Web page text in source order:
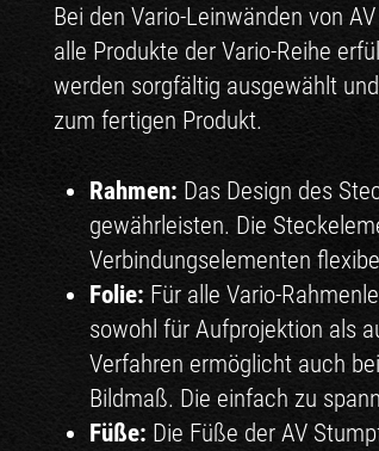
Bei den Vario-Leinwänden von
alle Produkte der Vario-Reihe
werden sorgfältig ausgewählt
zum fertigen Produkt.
Rahmen: Das Design des
gewährleisten. Die
Verbindungselementen
Folie: Für alle Vario-
sowohl für Aufprojektion als
Verfahren ermöglicht auch
Bildmaß. Die einfach zu
Füße: Die Füße der AV